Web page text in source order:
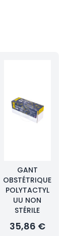
GANT
OBSTÉTRIQUE
POLYTACTYL
UU NON
STÉRILE
35,86 €